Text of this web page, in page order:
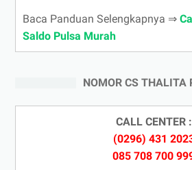
Baca Panduan Selengkapnya ⇒
Saldo Pulsa Murah
NOMOR CS THALITA
CALL CENTER :
(0296) 431
085 708 700